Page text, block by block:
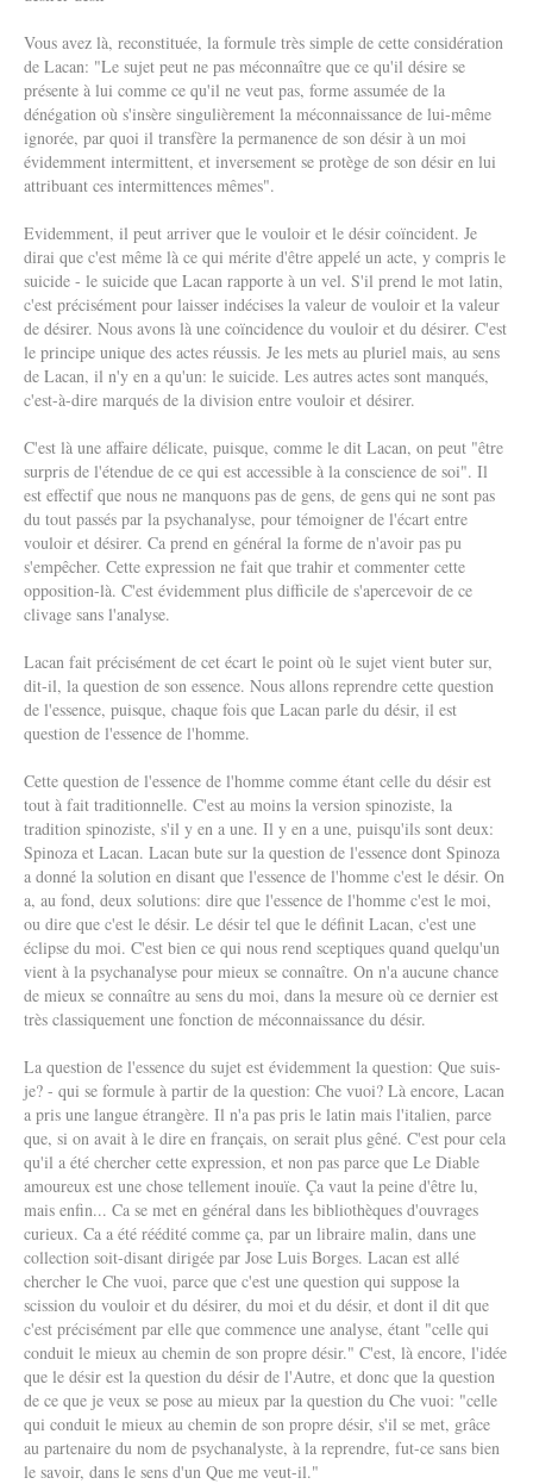
Vous avez là, reconstituée, la formule très simple de cette considération
de Lacan: "Le sujet peut ne pas méconnaître que ce qu'il désire se
présente à lui comme ce qu'il ne veut pas, forme assumée de la
dénégation où s'insère singulièrement la méconnaissance de lui-même
ignorée, par quoi il transfère la permanence de son désir à un moi
évidemment intermittent, et inversement se protège de son désir en lui
attribuant ces intermittences mêmes".
Evidemment, il peut arriver que le vouloir et le désir coïncident. Je
dirai que c'est même là ce qui mérite d'être appelé un acte, y compris le
suicide - le suicide que Lacan rapporte à un vel. S'il prend le mot latin,
c'est précisément pour laisser indécises la valeur de vouloir et la valeur
de désirer. Nous avons là une coïncidence du vouloir et du désirer. C'est
le principe unique des actes réussis. Je les mets au pluriel mais, au sens
de Lacan, il n'y en a qu'un: le suicide. Les autres actes sont manqués,
c'est-à-dire marqués de la division entre vouloir et désirer.
C'est là une affaire délicate, puisque, comme le dit Lacan, on peut "être
surpris de l'étendue de ce qui est accessible à la conscience de soi". Il
est effectif que nous ne manquons pas de gens, de gens qui ne sont pas
du tout passés par la psychanalyse, pour témoigner de l'écart entre
vouloir et désirer. Ca prend en général la forme de n'avoir pas pu
s'empêcher. Cette expression ne fait que trahir et commenter cette
opposition-là. C'est évidemment plus difficile de s'apercevoir de ce
clivage sans l'analyse.
Lacan fait précisément de cet écart le point où le sujet vient buter sur,
dit-il, la question de son essence. Nous allons reprendre cette question
de l'essence, puisque, chaque fois que Lacan parle du désir, il est
question de l'essence de l'homme.
Cette question de l'essence de l'homme comme étant celle du désir est
tout à fait traditionnelle. C'est au moins la version spinoziste, la
tradition spinoziste, s'il y en a une. Il y en a une, puisqu'ils sont deux:
Spinoza et Lacan. Lacan bute sur la question de l'essence dont Spinoza
a donné la solution en disant que l'essence de l'homme c'est le désir. On
a, au fond, deux solutions: dire que l'essence de l'homme c'est le moi,
ou dire que c'est le désir. Le désir tel que le définit Lacan, c'est une
éclipse du moi. C'est bien ce qui nous rend sceptiques quand quelqu'un
vient à la psychanalyse pour mieux se connaître. On n'a aucune chance
de mieux se connaître au sens du moi, dans la mesure où ce dernier est
très classiquement une fonction de méconnaissance du désir.
La question de l'essence du sujet est évidemment la question: Que suis-
je? - qui se formule à partir de la question: Che vuoi? Là encore, Lacan
a pris une langue étrangère. Il n'a pas pris le latin mais l'italien, parce
que, si on avait à le dire en français, on serait plus gêné. C'est pour cela
qu'il a été chercher cette expression, et non pas parce que Le Diable
amoureux est une chose tellement inouïe. Ça vaut la peine d'être lu,
mais enfin... Ca se met en général dans les bibliothèques d'ouvrages
curieux. Ca a été réédité comme ça, par un libraire malin, dans une
collection soit-disant dirigée par Jose Luis Borges. Lacan est allé
chercher le Che vuoi, parce que c'est une question qui suppose la
scission du vouloir et du désirer, du moi et du désir, et dont il dit que
c'est précisément par elle que commence une analyse, étant "celle qui
conduit le mieux au chemin de son propre désir." C'est, là encore, l'idée
que le désir est la question du désir de l'Autre, et donc que la question
de ce que je veux se pose au mieux par la question du Che vuoi: "celle
qui conduit le mieux au chemin de son propre désir, s'il se met, grâce
au partenaire du nom de psychanalyste, à la reprendre, fut-ce sans bien
le savoir, dans le sens d'un Que me veut-il."